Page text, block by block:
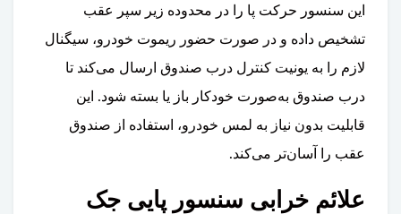
این سنسور حرکت پا را در محدوده زیر سپر عقب
تشخیص داده و در صورت حضور ریموت خودرو، سیگنال
لازم را به یونیت کنترل درب صندوق ارسال می‌کند تا
درب صندوق به‌صورت خودکار باز یا بسته شود. این
قابلیت بدون نیاز به لمس خودرو، استفاده از صندوق
عقب را آسان‌تر می‌کند.
علائم خرابی سنسور پایی جک